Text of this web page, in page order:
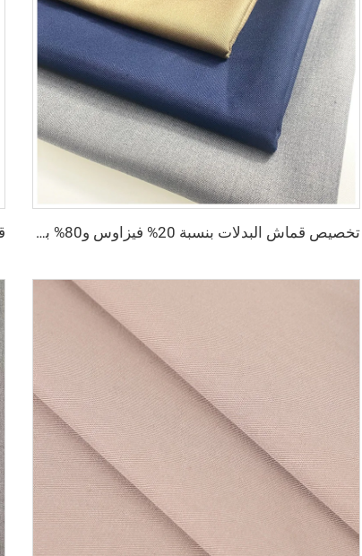
تخصيص قماش البدلات بنسبة 20% فيزاوس و80% بوليستر، قماش البوليستر والرايون TR Toyobo المخصص للبدلات